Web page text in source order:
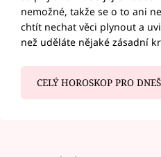
nemožné, takže se o to ani
chtít nechat věci plynout a
než uděláte nějaké zásadní
CELÝ HOROSKOP PRO